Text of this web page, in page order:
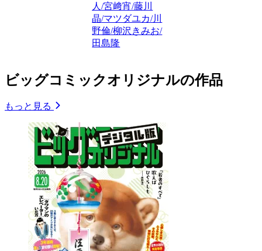
人/宮﨑宵/藤川
晶/マツダユカ/川
野倫/柳沢きみお/
田島隆
ビッグコミックオリジナルの作品
もっと見る